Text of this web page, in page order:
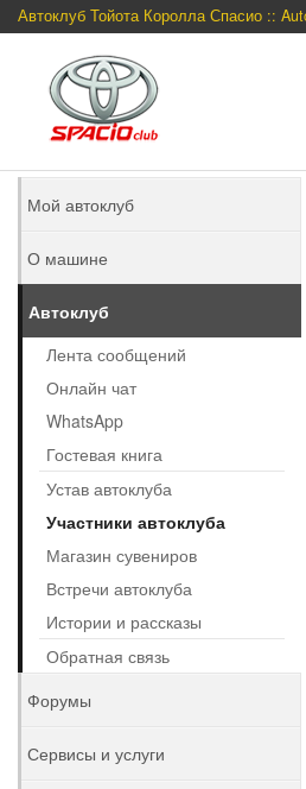
Автоклуб Тойота Королла Спасио ::
Мой автоклуб
О машине
Автоклуб
Лента сообщений
Онлайн чат
WhatsApp
Гостевая книга
Устав автоклуба
Участники автоклуба
Магазин сувениров
Встречи автоклуба
Истории и рассказы
Обратная связь
Форумы
Сервисы и услуги